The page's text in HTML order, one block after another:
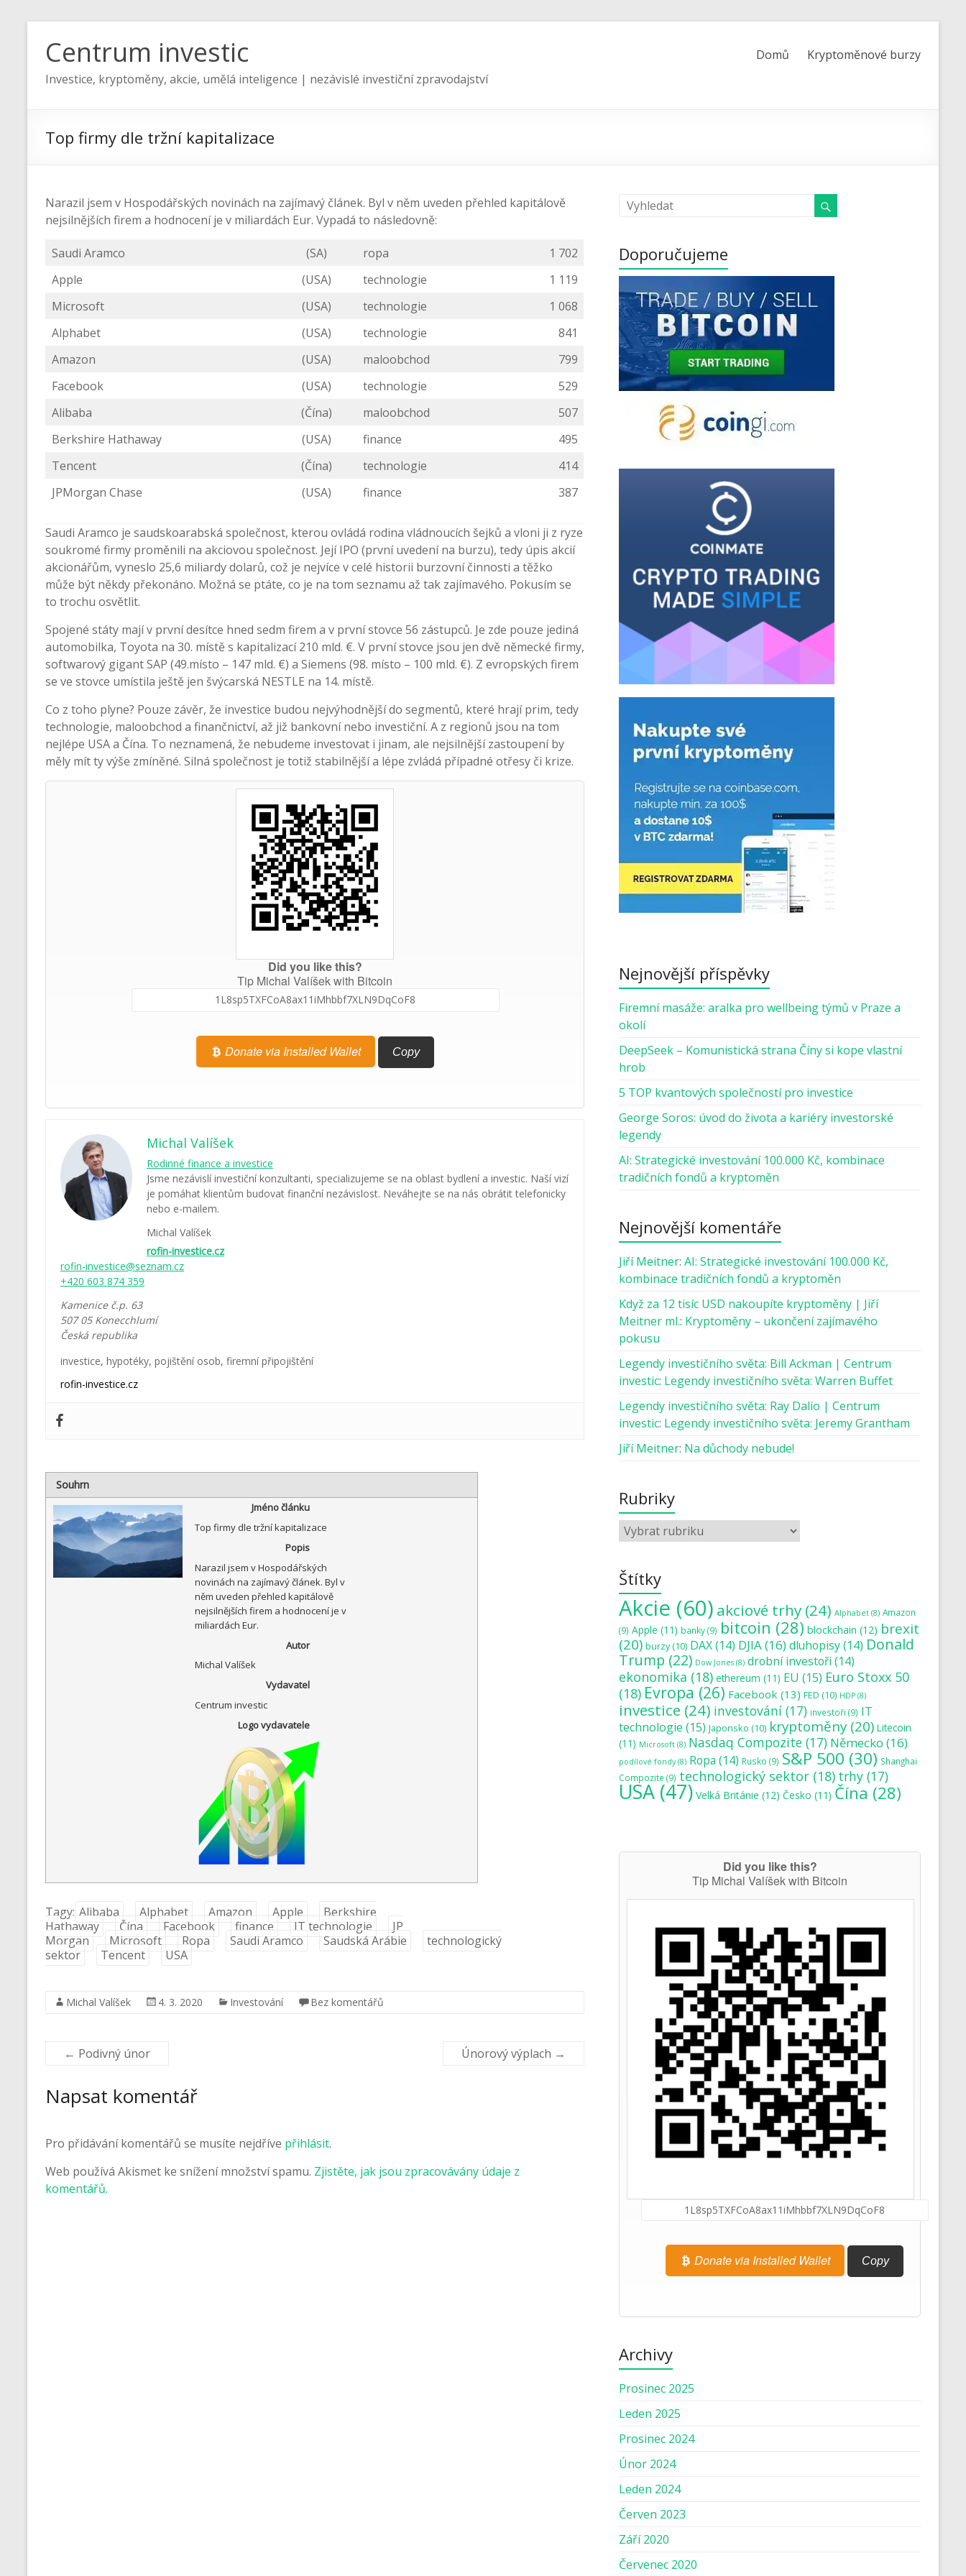
Centrum investic
Investice, kryptoměny, akcie, umělá inteligence | nezávislé investiční zpravodajství
Domů Kryptoměnové burzy
Top firmy dle tržní kapitalizace
Narazil jsem v Hospodářských novinách na zajímavý článek. Byl v něm uveden přehled kapitálově
nejsilnějších firem a hodnocení je v miliardách Eur. Vypadá to následovně:
Saudi Aramco (SA) ropa
1 702
Apple
(USA) technologie
1 119
Microsoft
(USA) technologie
1 068
Alphabet
(USA) technologie
841
Amazon
(USA) maloobchod
799
Facebook
(USA) technologie
529
Alibaba
(Čína) maloobchod
507
Berkshire Hathaway
(USA) finance
495
Tencent
(Čína) technologie
414
JPMorgan Chase
(USA) finance 387
Saudi Aramco je saudskoarabská společnost, kterou ovládá rodina vládnoucích šejků a vloni ji z ryze
soukromé firmy proměnili na akciovou společnost. Její IPO (první uvedení na burzu), tedy úpis akcií
akcionářům, vyneslo 25,6 miliardy dolarů, což je nejvíce v celé historii burzovní činnosti a těžko
může být někdy překonáno. Možná se ptáte, co je na tom seznamu až tak zajímavého. Pokusím se
to trochu osvětlit.
Spojené státy mají v první desítce hned sedm firem a v první stovce 56 zástupců. Je zde pouze jediná
automobilka, Toyota na 30. místě s kapitalizací 210 mld. €. V první stovce jsou jen dvě německé firmy,
softwarový gigant SAP (49.místo – 147 mld. €) a Siemens (98. místo – 100 mld. €). Z evropských firem
se ve stovce umístila ještě jen švýcarská NESTLE na 14. místě.
Co z toho plyne? Pouze závěr, že investice budou nejvýhodnější do segmentů, které hrají prim, tedy
technologie, maloobchod a finančnictví, až již bankovní nebo investiční. A z regionů jsou na tom
nejlépe USA a Čína. To neznamená, že nebudeme investovat i jinam, ale nejsilnější zastoupení by
měly mít ty výše zmíněné. Silná společnost je totiž stabilnější a lépe zvládá případné otřesy či krize.
Did you like this?
Tip Michal Valíšek with Bitcoin
Donate via Installed Wallet Copy
Michal Valíšek
Rodinné finance a investice
Jsme nezávislí investiční konzultanti, specializujeme se na oblast bydlení a investic. Naší vizí
je pomáhat klientům budovat finanční nezávislost. Neváhejte se na nás obrátit telefonicky
nebo e-mailem.
Michal Valíšek
rofin-investice.cz
rofin-investice@seznam.cz
+420 603 874 359
Kamenice č.p. 63
507 05 Konecchlumí
Česká republika
investice, hypotéky, pojištění osob, firemní připojištění
rofin-investice.cz
Souhrn
Jméno článku
Top firmy dle tržní kapitalizace
Popis
Narazil jsem v Hospodářských
novinách na zajímavý článek. Byl v
něm uveden přehled kapitálově
nejsilnějších firem a hodnocení je v
miliardách Eur.
Autor
Michal Valíšek
Vydavatel
Centrum investic
Logo vydavatele
Tagy: Alibaba Alphabet Amazon Apple
Berkshire
Hathaway
Čína Facebook finance IT technologie
JP
Morgan
Microsoft Ropa Saudi Aramco Saudská Arábie
technologický
sektor
Tencent USA
Michal Valíšek 4. 3. 2020 Investování Bez komentářů
← Podivný únor Únorový výplach →
Napsat komentář
Pro přidávání komentářů se musíte nejdříve přihlásit.
Web používá Akismet ke snížení množství spamu. Zjistěte, jak jsou zpracovávány údaje z
komentářů.
Doporučujeme
Nejnovější příspěvky
Firemní masáže: aralka pro wellbeing týmů v Praze a
okolí
DeepSeek – Komunistická strana Číny si kope vlastní
hrob
5 TOP kvantových společností pro investice
George Soros: úvod do života a kariéry investorské
legendy
AI: Strategické investování 100.000 Kč, kombinace
tradičních fondů a kryptoměn
Nejnovější komentáře
Jiří Meitner: AI: Strategické investování 100.000 Kč,
kombinace tradičních fondů a kryptoměn
Když za 12 tisíc USD nakoupíte kryptoměny | Jiří
Meitner ml.: Kryptoměny – ukončení zajímavého
pokusu
Legendy investičního světa: Bill Ackman | Centrum
investic: Legendy investičního světa: Warren Buffet
Legendy investičního světa: Ray Dalio | Centrum
investic: Legendy investičního světa: Jeremy Grantham
Jiří Meitner: Na důchody nebude!
Rubriky
Štítky
Akcie (60) akciové trhy (24) Alphabet (8) Amazon
(9) Apple (11) banky(9) bitcoin (28) blockchain (12) brexit
(20) burzy(10) DAX(14) DJIA(16)dluhopisy(14) Donald
Trump (22) Dow Jones (8) drobní investoři (14)
ekonomika (18) ethereum (11) EU (15) Euro Stoxx 50
(18) Evropa (26) Facebook (13) FED (10) HDP (8)
investice (24) investování (17) investoři (9) IT
technologie (15) Japonsko (10) kryptoměny(20) Litecoin
(11) Microsoft (8) Nasdaq Compozite (17) Německo (16)
podílové fondy(8) Ropa (14) Rusko (9) S&P 500 (30) Shanghai
Compozite (9) technologický sektor (18) trhy (17)
USA (47) Velká Británie (12) Česko (11) Čína (28)
Did you like this?
Tip Michal Valíšek with Bitcoin
Donate via Installed Wallet Copy
Archivy
Prosinec 2025
Leden 2025
Prosinec 2024
Únor 2024
Leden 2024
Červen 2023
Září 2020
Červenec 2020